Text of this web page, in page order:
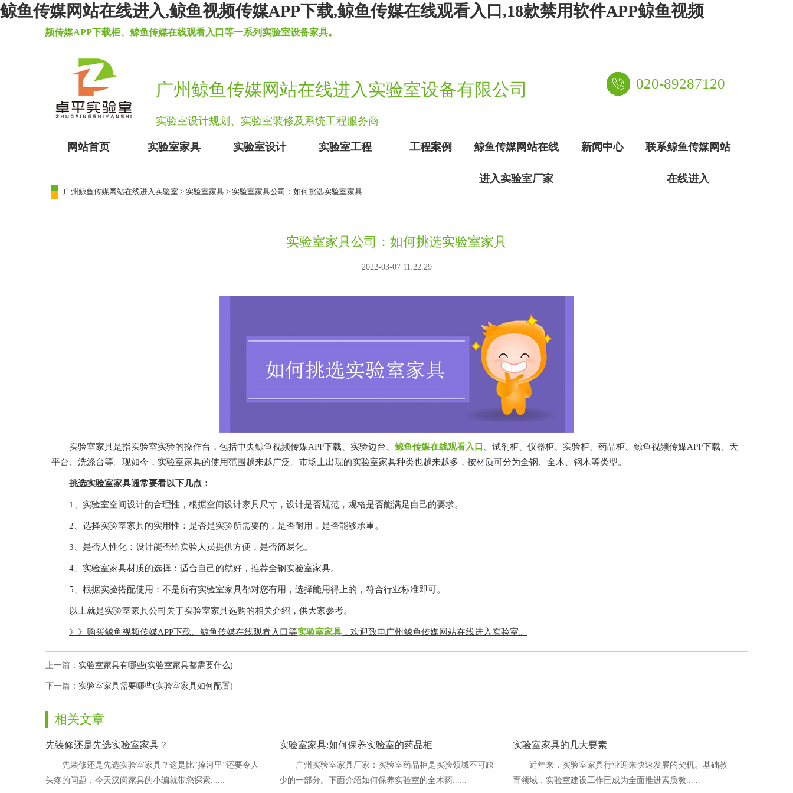
鲸鱼传媒网站在线进入,鲸鱼视频传媒APP下载,鲸鱼传媒在线观看入口,18款禁用软件APP鲸鱼视频
鱼视频传媒APP下载柜、鲸鱼传媒在线观看入口等一系列实验室设备家具。
广州鲸鱼传媒网站在线进入实验室设备有限公司
实验室设计规划、实验室装修及系统工程服务商
020-89287120
网站首页 实验室家具 实验室设计 实验室工程 工程案例 鲸鱼传媒网站在线
进入实验室厂家
新闻中心 联系鲸鱼传媒网站
在线进入
广州鲸鱼传媒网站在线进入实验室 > 实验室家具 > 实验室家具公司：如何挑选实验室家具
实验室家具公司：如何挑选实验室家具
2022-03-07 11:22:29
实验室家具是指实验室实验的操作台，包括中央鲸鱼视频传媒APP下载、实验边台、 鲸鱼传媒在线观看入口
、试剂柜、仪器柜、实验柜、药品柜、鲸鱼视频传媒APP下载、天
平台、洗涤台等。现如今，实验室家具的使用范围越来越广泛。市场上出现的实验室家具种类也越来越多，按材质可分为全钢、全木、钢木等类型。
挑选实验室家具通常要看以下几点：
1、实验室空间设计的合理性，根据空间设计家具尺寸，设计是否规范，规格是否能满足自己的要求。
2、选择实验室家具的实用性：是否是实验所需要的，是否耐用，是否能够承重。
3、是否人性化：设计能否给实验人员提供方便，是否简易化。
4、实验室家具材质的选择：适合自己的就好，推荐全钢实验室家具。
5、根据实验搭配使用：不是所有实验室家具都对您有用，选择能用得上的，符合行业标准即可。
以上就是实验室家具公司关于实验室家具选购的相关介绍，供大家参考。
》》购买鲸鱼视频传媒APP下载、鲸鱼传媒在线观看入口等实验室家具 ，欢迎致电广州鲸鱼传媒网站在线进入实验室。
上一篇： 实验室家具有哪些(实验室家具都需要什么)
下一篇： 实验室家具需要哪些(实验室家具如何配置)
相关文章
先装修还是先选实验室家具？
先装修还是先选实验室家具？这是比“掉河里”还要令人
头疼的问题，今天汉闵家具的小编就带您探索......
实验室家具:如何保养实验室的药品柜
广州实验室家具厂家：实验室药品柜是实验领域不可缺
少的一部分。下面介绍如何保养实验室的全木药......
实验室家具的几大要素
近年来，实验室家具行业迎来快速发展的契机。基础教
育领域，实验室建设工作已成为全面推进素质教......